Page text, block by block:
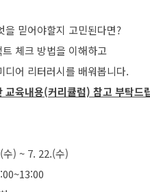
을 믿어야할지 고민된다면?
체크 방법을 이해하고
교육내용(커리큘럼) 참고 부탁드
) ~ 7. 22.(수)